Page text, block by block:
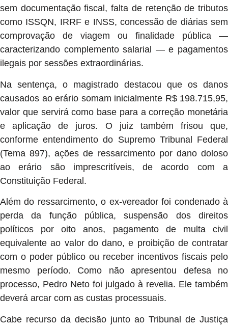
sem documentação fiscal, falta de retenção de tributos
como ISSQN, IRRF e INSS, concessão de diárias sem
comprovação de viagem ou finalidade pública —
caracterizando complemento salarial — e pagamentos
ilegais por sessões extraordinárias.
Na sentença, o magistrado destacou que os danos
causados ao erário somam inicialmente R$ 198.715,95,
valor que servirá como base para a correção monetária
e aplicação de juros. O juiz também frisou que,
conforme entendimento do Supremo Tribunal Federal
(Tema 897), ações de ressarcimento por dano doloso
ao erário são imprescritíveis, de acordo com a
Constituição Federal.
Além do ressarcimento, o ex-vereador foi condenado à
perda da função pública, suspensão dos direitos
políticos por oito anos, pagamento de multa civil
equivalente ao valor do dano, e proibição de contratar
com o poder público ou receber incentivos fiscais pelo
mesmo período. Como não apresentou defesa no
processo, Pedro Neto foi julgado à revelia. Ele também
deverá arcar com as custas processuais.
Cabe recurso da decisão junto ao Tribunal de Justiça